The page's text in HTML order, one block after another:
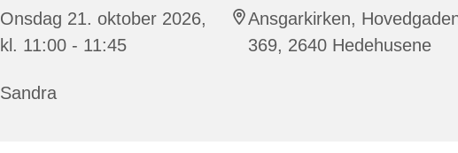
Onsdag 21. oktober 2026,
kl. 11:00 - 11:45
Ansgarkirken,
369, 2640 Hedehusene
Sandra